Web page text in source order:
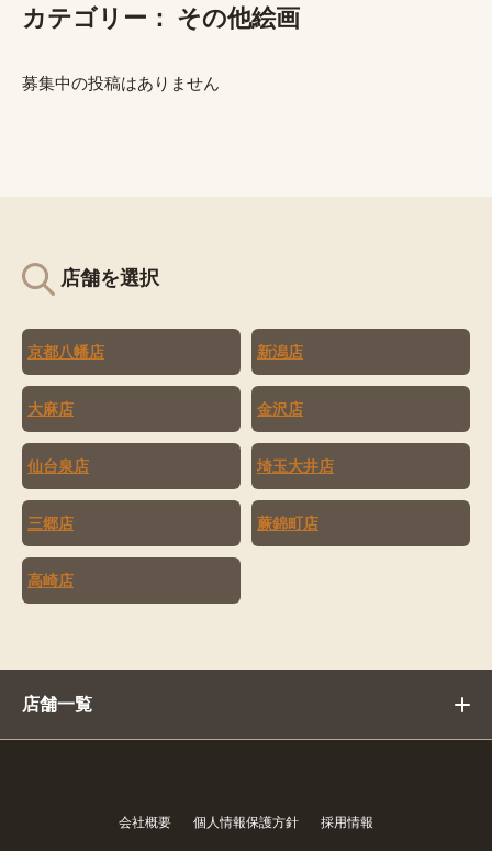
カテゴリー： その他絵画
募集中の投稿はありません
店舗を選択
京都八幡店 新潟店
大麻店 金沢店
仙台泉店 埼玉大井店
三郷店 蕨錦町店
高崎店
店舗一覧
会社概要 個人情報保護方針 採用情報